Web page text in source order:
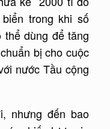
trong khi số
dùng để tăng
bị cho cuộc
nước Tầu cộng
nhưng đến bao